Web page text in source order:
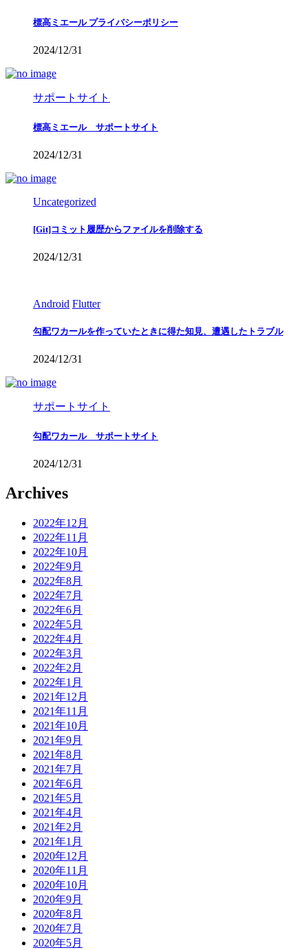
標高ミエール プライバシーポリシー
2024/12/31
サポートサイト
標高ミエール サポートサイト
2024/12/31
Uncategorized
[Git]コミット履歴からファイルを削除する
2024/12/31
Android Flutter
勾配ワカールを作っていたときに得た知見、遭遇したトラブル
2024/12/31
サポートサイト
勾配ワカール サポートサイト
2024/12/31
Archives
2022年12月
2022年11月
2022年10月
2022年9月
2022年8月
2022年7月
2022年6月
2022年5月
2022年4月
2022年3月
2022年2月
2022年1月
2021年12月
2021年11月
2021年10月
2021年9月
2021年8月
2021年7月
2021年6月
2021年5月
2021年4月
2021年2月
2021年1月
2020年12月
2020年11月
2020年10月
2020年9月
2020年8月
2020年7月
2020年5月